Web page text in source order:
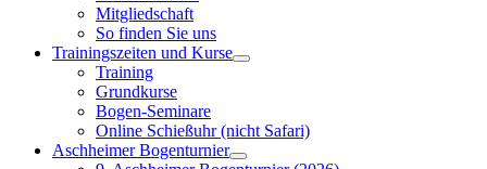
Mitgliedschaft
So finden Sie uns
Trainingszeiten und Kurse
Training
Grundkurse
Bogen-Seminare
Online Schießuhr (nicht Safari)
Aschheimer Bogenturnier